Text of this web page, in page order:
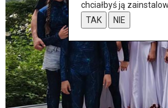
chciałbyś ją
TAK
NIE